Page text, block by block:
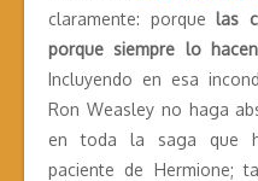
claramente: porquelas
porque siempre lo
Incluyendo en esa
Ron Weasley no haga
en toda la saga que
paciente de Hermione;